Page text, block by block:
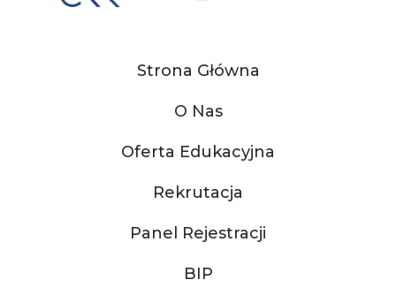
Strona Główna
O Nas
Oferta Edukacyjna
Rekrutacja
Panel Rejestracji
BIP